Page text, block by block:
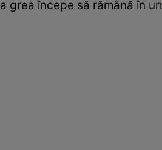
grea începe să rămână în